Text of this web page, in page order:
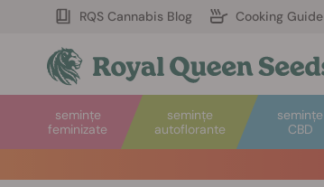
RQS Cannabis Blog Cooking Guide
semințe
autoflorante
semințe
feminizate
semințe
CBD